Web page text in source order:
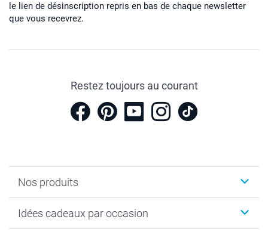
le lien de désinscription repris en bas de chaque newsletter
que vous recevrez.
Restez toujours au courant
Nos produits
Calendrier photo & Agenda photo
Idées cadeaux par occasion